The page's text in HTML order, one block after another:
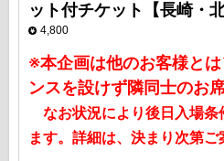
ット付チケット【長崎・北
4,800
※本企画は他のお客様と
ンスを設けず隣同士のお
なお状況により後日入場条
ます。詳細は、決まり次第ご